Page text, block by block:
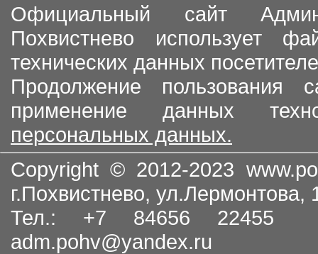
Официальный сайт
Похвистнево использует
технических данных
Продолжение пользования
применение данных
персональных данных.
Copyright © 2012-2023
г.Похвистнево, ул.Лермонтова,
Тел.: +7 84656
adm.pohv@yandex.ru